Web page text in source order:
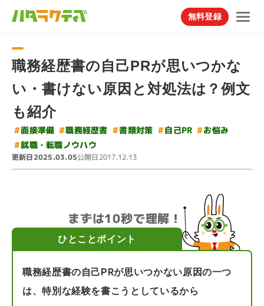
無料登録
職務経歴書の自己PRが思いつかな
い・書けない原因と対処法は？例文
も紹介
#面接準備 #職務経歴書 #書類対策 #自己PR #お悩み
#就職・転職ノウハウ
更新日2025.03.05公開日2017.12.13
まずは10秒で理解！
ひとことポイント
職務経歴書の自己PRが思いつかない原因の一つ
は、特別な経験を書こうとしているから